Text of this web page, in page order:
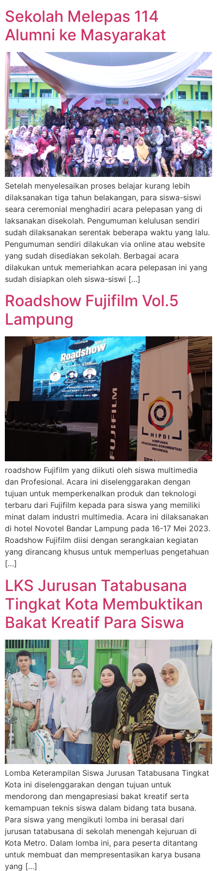
Sekolah Melepas 114
Alumni ke Masyarakat
Setelah menyelesaikan proses belajar kurang lebih
dilaksanakan tiga tahun belakangan, para siswa-siswi
seara ceremonial menghadiri acara pelepasan yang di
laksanakan disekolah. Pengumuman kelulusan sendiri
sudah dilaksanakan serentak beberapa waktu yang lalu.
Pengumuman sendiri dilakukan via online atau website
yang sudah disediakan sekolah. Berbagai acara
dilakukan untuk memeriahkan acara pelepasan ini yang
sudah disiapkan oleh siswa-siswi […]
Roadshow Fujifilm Vol.5
Lampung
roadshow Fujifilm yang diikuti oleh siswa multimedia
dan Profesional. Acara ini diselenggarakan dengan
tujuan untuk memperkenalkan produk dan teknologi
terbaru dari Fujifilm kepada para siswa yang memiliki
minat dalam industri multimedia. Acara ini dilaksanakan
di hotel Novotel Bandar Lampung pada 16-17 Mei 2023.
Roadshow Fujifilm diisi dengan serangkaian kegiatan
yang dirancang khusus untuk memperluas pengetahuan
[…]
LKS Jurusan Tatabusana
Tingkat Kota Membuktikan
Bakat Kreatif Para Siswa
Lomba Keterampilan Siswa Jurusan Tatabusana Tingkat
Kota ini diselenggarakan dengan tujuan untuk
mendorong dan mengapresiasi bakat kreatif serta
kemampuan teknis siswa dalam bidang tata busana.
Para siswa yang mengikuti lomba ini berasal dari
jurusan tatabusana di sekolah menengah kejuruan di
Kota Metro. Dalam lomba ini, para peserta ditantang
untuk membuat dan mempresentasikan karya busana
yang […]